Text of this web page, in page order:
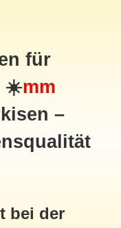
für
☀️mm
–
bei der